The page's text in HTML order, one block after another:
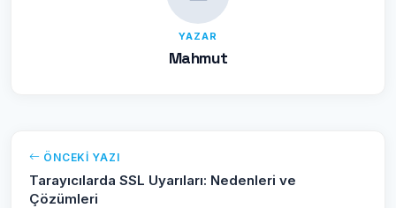
YAZAR
Mahmut
ÖNCEKI YAZI
Tarayıcılarda SSL Uyarıları: Nedenleri ve
Çözümleri